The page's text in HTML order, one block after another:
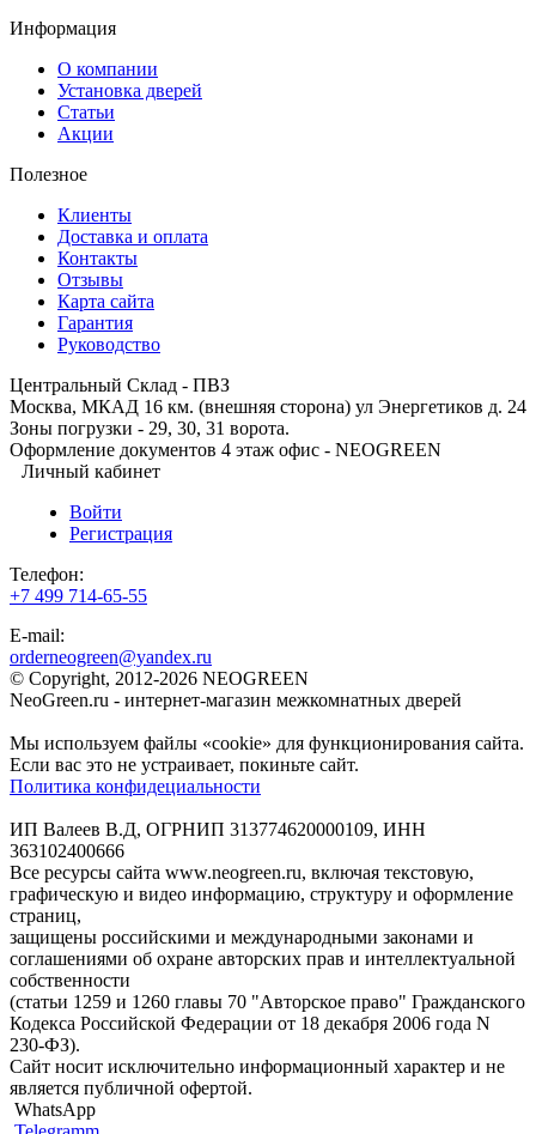
Информация
О компании
Установка дверей
Статьи
Акции
Полезное
Клиенты
Доставка и оплата
Контакты
Отзывы
Карта сайта
Гарантия
Руководство
Центральный Склад - ПВЗ
Москва, МКАД 16 км. (внешняя сторона) ул Энергетиков д. 24
Зоны погрузки - 29, 30, 31 ворота.
Оформление документов 4 этаж офис - NEOGREEN
Личный кабинет
Войти
Регистрация
Телефон:
+7 499 714-65-55
E-mail:
orderneogreen@yandex.ru
© Copyright, 2012-2026 NEOGREEN
NeoGreen.ru - интернет-магазин межкомнатных дверей
Мы используем файлы «cookie» для функционирования сайта.
Если вас это не устраивает, покиньте сайт.
Политика конфидециальности
ИП Валеев В.Д, ОГРНИП 313774620000109, ИНН
363102400666
Все ресурсы сайта www.neogreen.ru, включая текстовую,
графическую и видео информацию, структуру и оформление
страниц,
защищены российскими и международными законами и
соглашениями об охране авторских прав и интеллектуальной
собственности
(статьи 1259 и 1260 главы 70 "Авторское право" Гражданского
Кодекса Российской Федерации от 18 декабря 2006 года N
230-ФЗ).
Сайт носит исключительно информационный характер и не
является публичной офертой.
WhatsApp